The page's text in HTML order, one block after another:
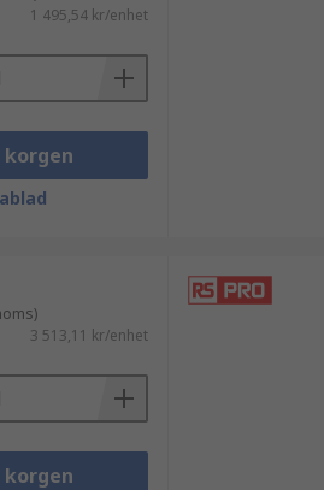
i huset och monteringstyper
1 495,54 kr/enhet
korgen
3 513,11 kr/enhet
korgen